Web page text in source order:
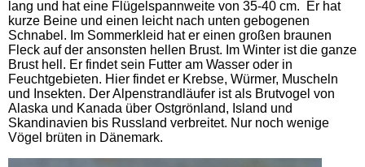
lang und hat eine Flügelspannweite von 35-40 cm. Er hat
kurze Beine und einen leicht nach unten gebogenen
Schnabel. Im Sommerkleid hat er einen großen braunen
Fleck auf der ansonsten hellen Brust. Im Winter ist die ganze
Brust hell. Er findet sein Futter am Wasser oder in
Feuchtgebieten. Hier findet er Krebse, Würmer, Muscheln
und Insekten. Der Alpenstrandläufer ist als Brutvogel von
Alaska und Kanada über Ostgrönland, Island und
Skandinavien bis Russland verbreitet. Nur noch wenige
Vögel brüten in Dänemark.